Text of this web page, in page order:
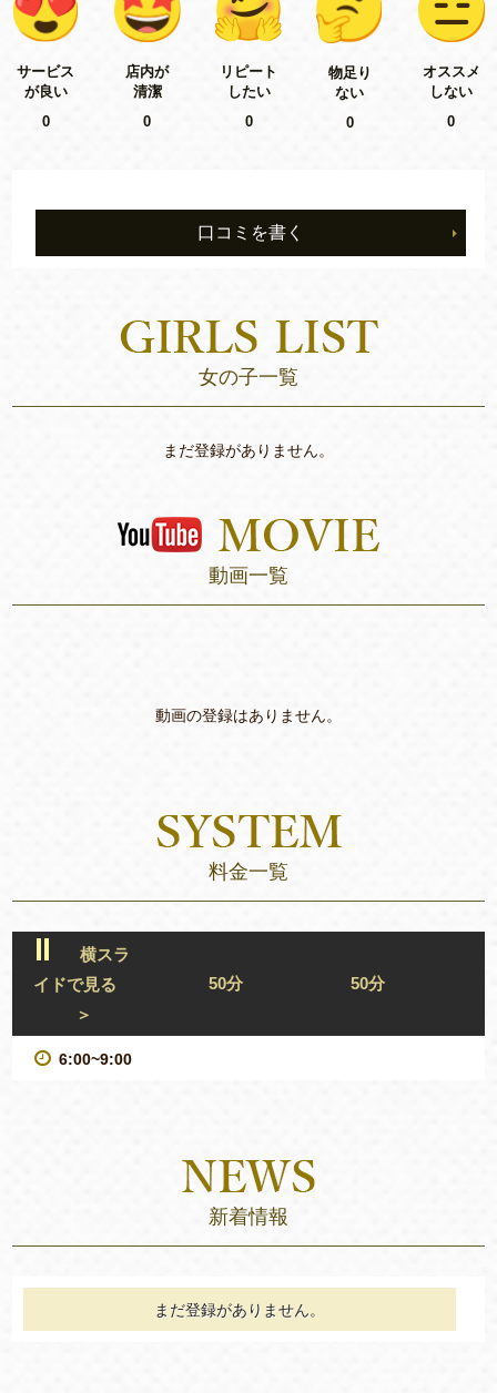
サービス
が良い
0
店内が
清潔
0
リピート
したい
0
物足り
ない
0
オススメ
しない
0
口コミを書く
女の子一覧
まだ登録がありません。
動画一覧
動画の登録はありません。
料金一覧
横スラ
イドで見る
＞
50分 50分
6:00~9:00
新着情報
まだ登録がありません。